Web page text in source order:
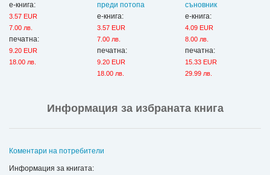
е-книга:
3.57 EUR
7.00 лв.
печатна:
9.20 EUR
18.00 лв.
преди потопа
е-книга:
3.57 EUR
7.00 лв.
печатна:
9.20 EUR
18.00 лв.
съновник
е-книга:
4.09 EUR
8.00 лв.
печатна:
15.33 EUR
29.99 лв.
Информация за избраната книга
Коментари на потребители
Информация за книгата: